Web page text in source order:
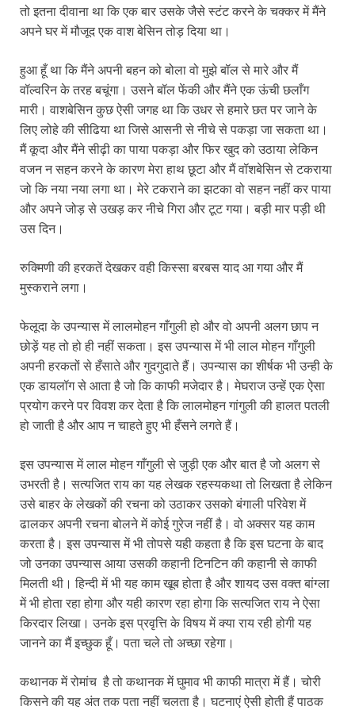
तो इतना दीवाना था कि एक बार उसके जैसे स्टंट करने के चक्कर में मैंने
अपने घर में मौजूद एक वाश बेसिन तोड़ दिया था।
हुआ हूँ था कि मैंने अपनी बहन को बोला वो मुझे बॉल से मारे और मैं
वॉल्वरिन के तरह बचूंगा। उसने बॉल फेंकी और मैंने एक ऊंची छलाँग
मारी। वाशबेसिन कुछ ऐसी जगह था कि उधर से हमारे छत पर जाने के
लिए लोहे की सीढिया था जिसे आसनी से नीचे से पकड़ा जा सकता था।
मैं कूदा और मैंने सीढ़ी का पाया पकड़ा और फिर खुद को उठाया लेकिन
वजन न सहन करने के कारण मेरा हाथ छूटा और मैं वॉशबेसिन से टकराया
जो कि नया नया लगा था। मेरे टकराने का झटका वो सहन नहीं कर पाया
और अपने जोड़ से उखड़ कर नीचे गिरा और टूट गया। बड़ी मार पड़ी थी
उस दिन।
रुक्मिणी की हरकतें देखकर वही किस्सा बरबस याद आ गया और मैं
मुस्कराने लगा।
फेलूदा के उपन्यास में लालमोहन गाँगुली हो और वो अपनी अलग छाप न
छोड़ें यह तो हो ही नहीं सकता। इस उपन्यास में भी लाल मोहन गाँगुली
अपनी हरकतों से हँसाते और गुदगुदाते हैं। उपन्यास का शीर्षक भी उन्ही के
एक डायलॉग से आता है जो कि काफी मजेदार है। मेघराज उन्हें एक ऐसा
प्रयोग करने पर विवश कर देता है कि लालमोहन गांगुली की हालत पतली
हो जाती है और आप न चाहते हुए भी हँसने लगते हैं।
इस उपन्यास में लाल मोहन गाँगुली से जुड़ी एक और बात है जो अलग से
उभरती है। सत्यजित राय का यह लेखक रहस्यकथा तो लिखता है लेकिन
उसे बाहर के लेखकों की रचना को उठाकर उसको बंगाली परिवेश में
ढालकर अपनी रचना बोलने में कोई गुरेज नहीं है। वो अक्सर यह काम
करता है। इस उपन्यास में भी तोपसे यही कहता है कि इस घटना के बाद
जो उनका उपन्यास आया उसकी कहानी टिनटिन की कहानी से काफी
मिलती थी। हिन्दी में भी यह काम खूब होता है और शायद उस वक्त बांग्ला
में भी होता रहा होगा और यही कारण रहा होगा कि सत्यजित राय ने ऐसा
किरदार लिखा। उनके इस प्रवृत्ति के विषय में क्या राय रही होगी यह
जानने का मैं इच्छुक हूँ। पता चले तो अच्छा रहेगा।
कथानक में रोमांच है तो कथानक में घुमाव भी काफी मात्रा में हैं। चोरी
किसने की यह अंत तक पता नहीं चलता है। घटनाएं ऐसी होती हैं पाठक